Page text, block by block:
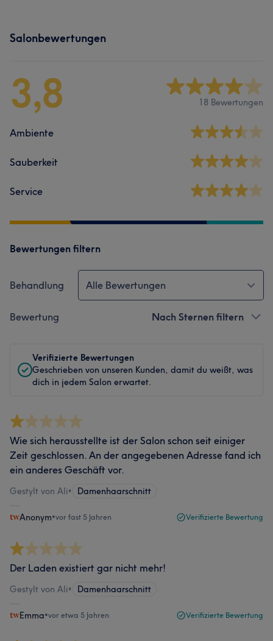
Salonbewertungen
3,8 18 Bewertungen
Ambiente
Sauberkeit
Service
Bewertungen filtern
Behandlung Alle Bewertungen
Bewertung Nach Sternen filtern
Verifizierte Bewertungen
Geschrieben von unseren Kunden, damit du weißt, was
dich in jedem Salon erwartet.
Wie sich herausstellte ist der Salon schon seit einiger
Zeit geschlossen. An der angegebenen Adresse fand ich
ein anderes Geschäft vor.
Gestylt von Ali• Damenhaarschnitt
Anonym•vor fast 5 Jahren Verifizierte Bewertung
Der Laden existiert gar nicht mehr!
Gestylt von Ali• Damenhaarschnitt
Emma•vor etwa 5 Jahren Verifizierte Bewertung